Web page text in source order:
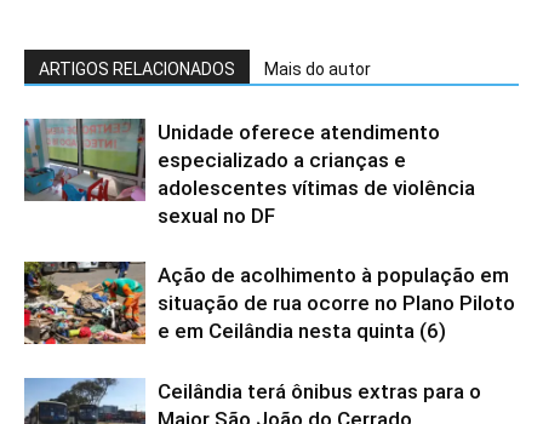
ARTIGOS RELACIONADOS Mais do autor
Unidade oferece atendimento
especializado a crianças e
adolescentes vítimas de violência
sexual no DF
Ação de acolhimento à população em
situação de rua ocorre no Plano Piloto
e em Ceilândia nesta quinta (6)
Ceilândia terá ônibus extras para o
Maior São João do Cerrado